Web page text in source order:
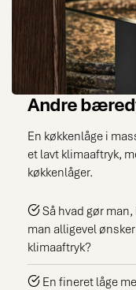
Andre
En køkkenlåge i
et lavt klimaaftryk,
køkkenlåger.
Så hvad gør
man alligevel
klimaaftryk?
En fineret låge